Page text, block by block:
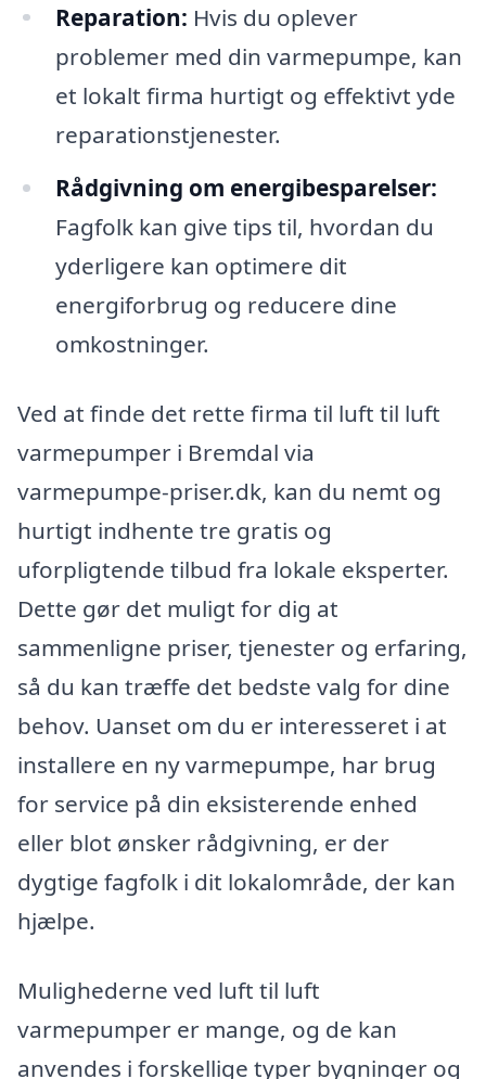
Reparation: Hvis du oplever
problemer med din varmepumpe, kan
et lokalt firma hurtigt og effektivt yde
reparationstjenester.
Rådgivning om energibesparelser:
Fagfolk kan give tips til, hvordan du
yderligere kan optimere dit
energiforbrug og reducere dine
omkostninger.
Ved at finde det rette firma til luft til luft
varmepumper i Bremdal via
varmepumpe-priser.dk, kan du nemt og
hurtigt indhente tre gratis og
uforpligtende tilbud fra lokale eksperter.
Dette gør det muligt for dig at
sammenligne priser, tjenester og erfaring,
så du kan træffe det bedste valg for dine
behov. Uanset om du er interesseret i at
installere en ny varmepumpe, har brug
for service på din eksisterende enhed
eller blot ønsker rådgivning, er der
dygtige fagfolk i dit lokalområde, der kan
hjælpe.
Mulighederne ved luft til luft
varmepumper er mange, og de kan
anvendes i forskellige typer bygninger og